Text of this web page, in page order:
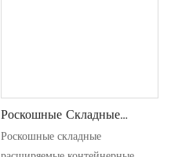
Роскошные Складные
Расширяемые Контейнерные
Дома
Роскошные складные